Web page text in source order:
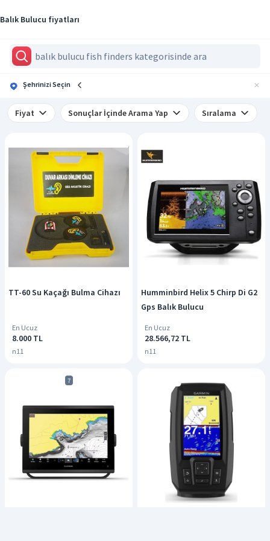
Balık Bulucu fiyatları
Şehrinizi Seçin
Fiyat Sonuçlar İçinde Arama Yap Sıralama
TT-60 Su Kaçağı Bulma Cihazı
En Ucuz
8.000 TL
n11
Humminbird Helix 5 Chirp Di G2
Gps Balık Bulucu
En Ucuz
28.566,72 TL
n11
7